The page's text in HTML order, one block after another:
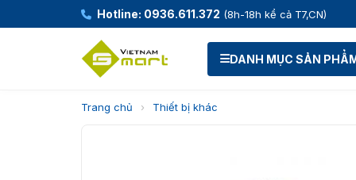
Hotline: 0936.611.372 (8h-18h kể cả T7,CN)
DANH MỤC SẢN
Trang chủ › Thiết bị khác